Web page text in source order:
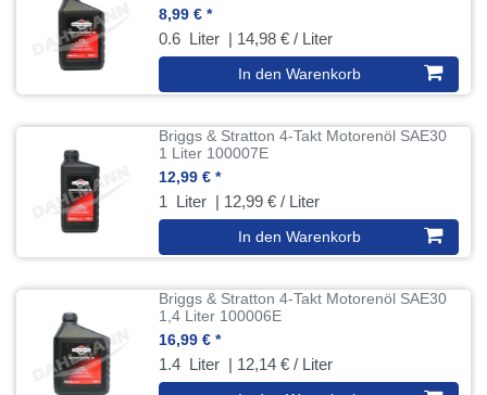
8,99 € *
0.6 Liter | 14,98 € / Liter
In den Warenkorb
Briggs & Stratton 4-Takt Motorenöl SAE30
1 Liter 100007E
12,99 € *
1 Liter | 12,99 € / Liter
In den Warenkorb
Briggs & Stratton 4-Takt Motorenöl SAE30
1,4 Liter 100006E
16,99 € *
1.4 Liter | 12,14 € / Liter